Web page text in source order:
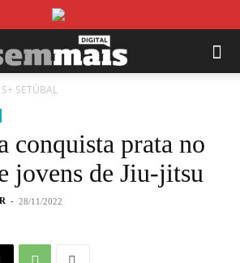
SETÚBAL
conquista prata no
jovens de Jiu-jitsu
- 28/11/2022